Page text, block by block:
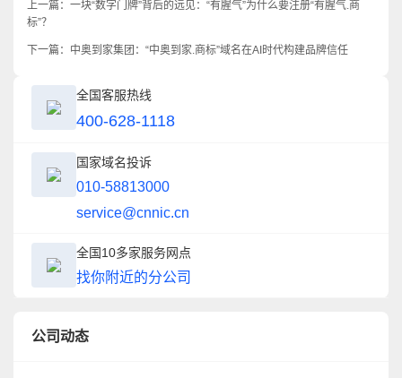
上一篇： 一块“数字门牌”背后的远见：“有腥气”为什么要注册“有腥气.商
标”？
下一篇： 中奥到家集团：“中奥到家.商标”域名在AI时代构建品牌信任
全国客服热线
400-628-1118
国家域名投诉
010-58813000
service@cnnic.cn
全国10多家服务网点
找你附近的分公司
公司动态